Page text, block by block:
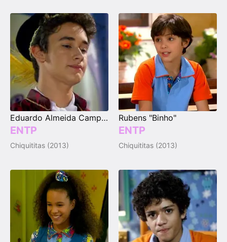
Eduardo Almeida Campos "Duda"
ENTP
Chiquititas (2013)
Rubens "Binho"
ENTP
Chiquititas (2013)